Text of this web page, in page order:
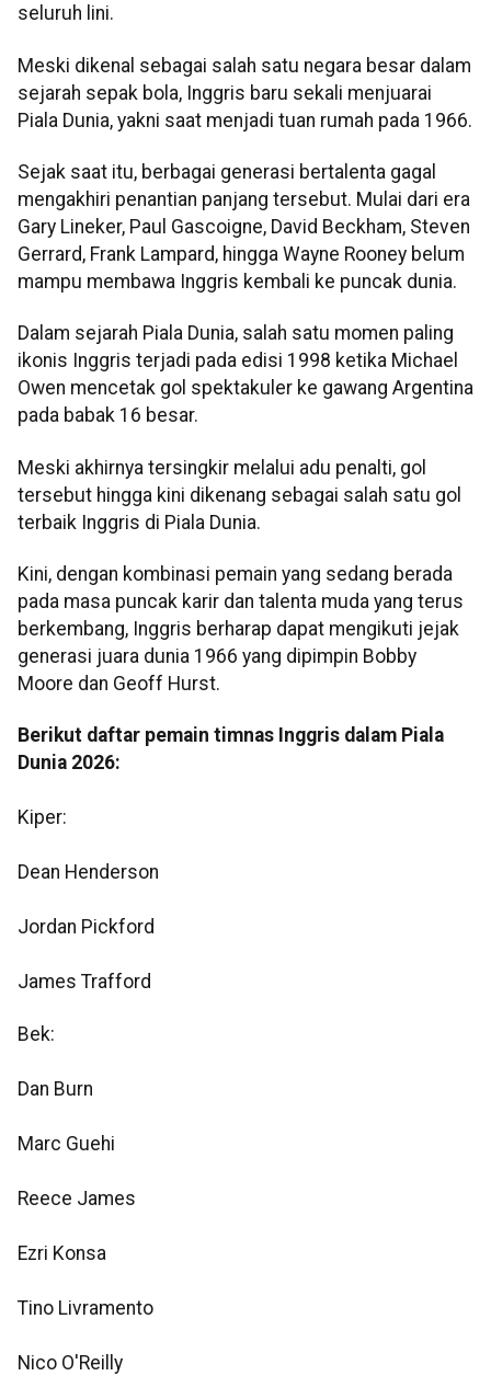
seluruh lini.
Meski dikenal sebagai salah satu negara besar dalam
sejarah sepak bola, Inggris baru sekali menjuarai
Piala Dunia, yakni saat menjadi tuan rumah pada 1966.
Sejak saat itu, berbagai generasi bertalenta gagal
mengakhiri penantian panjang tersebut. Mulai dari era
Gary Lineker, Paul Gascoigne, David Beckham, Steven
Gerrard, Frank Lampard, hingga Wayne Rooney belum
mampu membawa Inggris kembali ke puncak dunia.
Dalam sejarah Piala Dunia, salah satu momen paling
ikonis Inggris terjadi pada edisi 1998 ketika Michael
Owen mencetak gol spektakuler ke gawang Argentina
pada babak 16 besar.
Meski akhirnya tersingkir melalui adu penalti, gol
tersebut hingga kini dikenang sebagai salah satu gol
terbaik Inggris di Piala Dunia.
Kini, dengan kombinasi pemain yang sedang berada
pada masa puncak karir dan talenta muda yang terus
berkembang, Inggris berharap dapat mengikuti jejak
generasi juara dunia 1966 yang dipimpin Bobby
Moore dan Geoff Hurst.
Berikut daftar pemain timnas Inggris dalam Piala
Dunia 2026:
Kiper:
Dean Henderson
Jordan Pickford
James Trafford
Bek:
Dan Burn
Marc Guehi
Reece James
Ezri Konsa
Tino Livramento
Nico O'Reilly